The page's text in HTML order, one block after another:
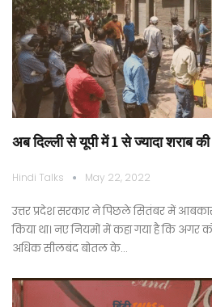
अब दिल्ली से यूपी में 1 से ज्यादा शराब
Hindi Talks May 22, 2022
उत्तर प्रदेश सरकार ने पिछले सितंबर में
किया था। नए नियमों में कहा गया है कि अगर
अधिक सीलबंद बोतल के…